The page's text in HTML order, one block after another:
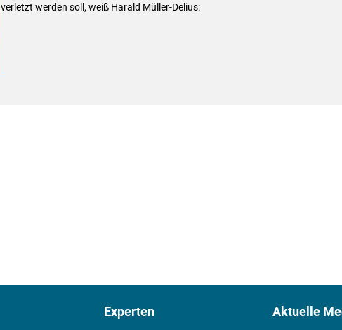
verletzt werden soll, weiß Harald Müller-Delius:
Experten Aktuelle